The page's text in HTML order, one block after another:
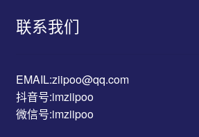
联系我们
EMAIL:ziipoo@qq.com
抖音号:imziipoo
微信号:imziipoo